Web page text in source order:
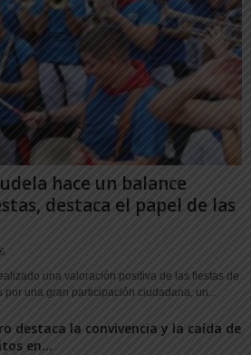
hace un balance
destaca el papel de las
una valoración positiva de las fiestas de
por una gran participación ciudadana, un...
destaca la convivencia y la caída de
en...